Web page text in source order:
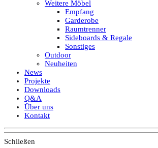
Weitere Möbel
Empfang
Garderobe
Raumtrenner
Sideboards & Regale
Sonstiges
Outdoor
Neuheiten
News
Projekte
Downloads
Q&A
Über uns
Kontakt
Schließen